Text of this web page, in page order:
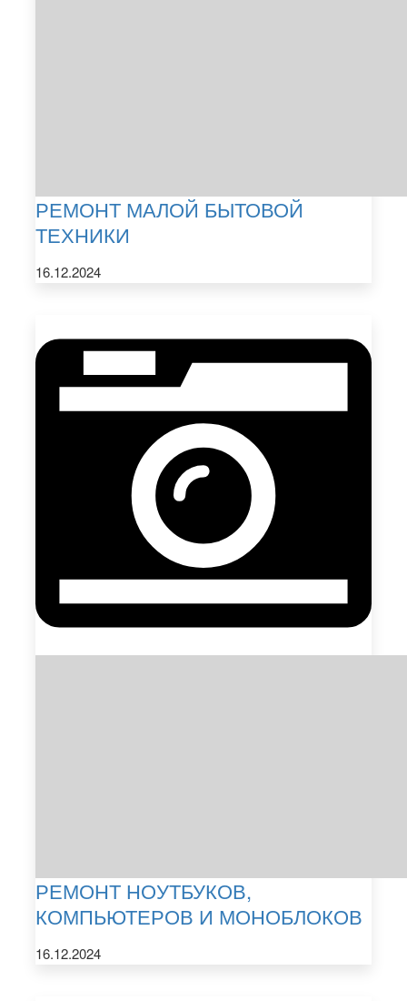
РЕМОНТ МАЛОЙ БЫТОВОЙ
ТЕХНИКИ
16.12.2024
РЕМОНТ НОУТБУКОВ,
КОМПЬЮТЕРОВ И МОНОБЛОКОВ
16.12.2024